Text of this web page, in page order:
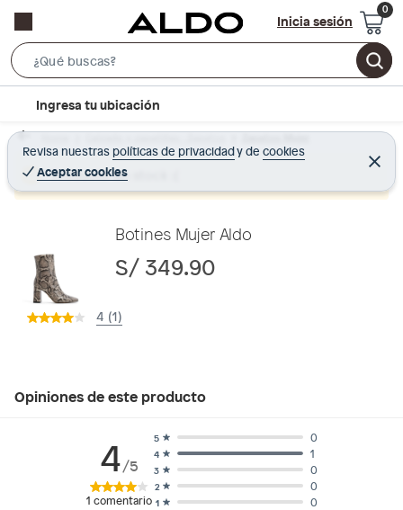
Inicia sesión
e
r
c
B
r
c
t
Ingresa tu ubicación
Revisa nuestras políticas de privacidadyde cookies
Aceptar cookies
C
e
r
Home Calzado y zapatillas - Zapatos Zapatos Mujer
Producto sin stock :(
Botines Mujer Aldo
S/ 349.90
4 (1)
Opiniones de este producto
4/5
1 comentario 1 0
2 0
3 0
4 1
5 0